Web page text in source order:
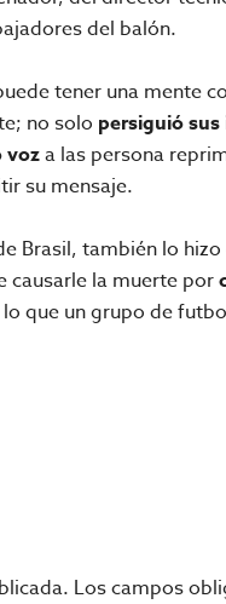
del balón.
tener una mente
no solo persiguió
voza las persona
su mensaje.
Brasil, también lo
causarle la muerte por
que un grupo de
Los campos